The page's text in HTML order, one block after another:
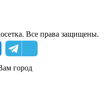
Все права защищены.
город